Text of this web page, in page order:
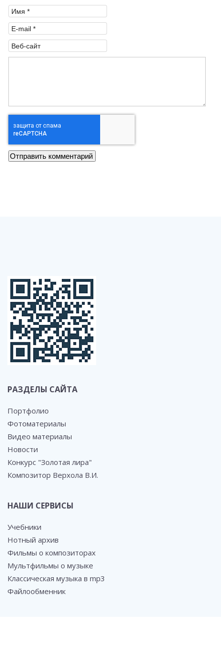
РАЗДЕЛЫ САЙТА
Портфолио
Фотоматериалы
Видео материалы
Новости
Конкурс "Золотая лира"
Композитор Верхола В.И.
НАШИ СЕРВИСЫ
Учебники
Нотный архив
Фильмы о композиторах
Мультфильмы о музыке
Классическая музыка в mp3
Файлообменник